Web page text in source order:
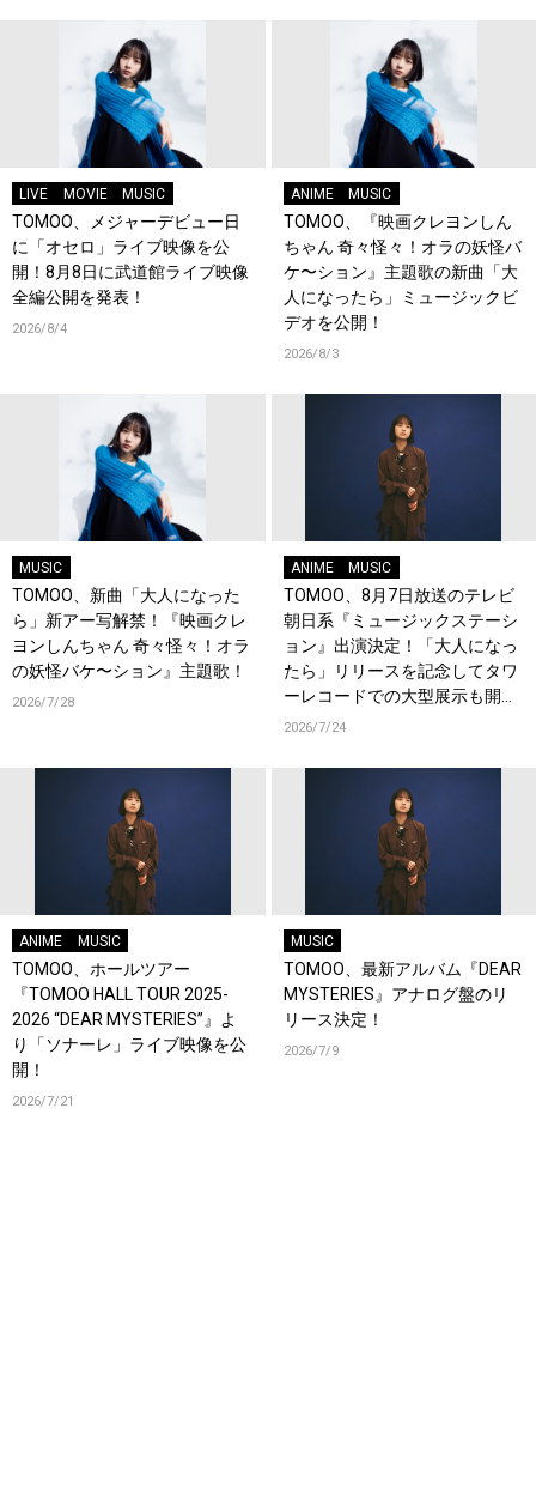
LIVE MOVIE MUSIC
TOMOO、メジャーデビュー日
に「オセロ」ライブ映像を公
開！8月8日に武道館ライブ映像
全編公開を発表！
2026/8/4
ANIME MUSIC
TOMOO、『映画クレヨンしん
ちゃん 奇々怪々！オラの妖怪バ
ケ〜ション』主題歌の新曲「大
人になったら」ミュージックビ
デオを公開！
2026/8/3
MUSIC
TOMOO、新曲「大人になった
ら」新アー写解禁！『映画クレ
ヨンしんちゃん 奇々怪々！オラ
の妖怪バケ〜ション』主題歌！
2026/7/28
ANIME MUSIC
TOMOO、8月7日放送のテレビ
朝日系『ミュージックステーシ
ョン』出演決定！「大人になっ
たら」リリースを記念してタワ
ーレコードでの大型展示も開
催！
2026/7/24
ANIME MUSIC
TOMOO、ホールツアー
『TOMOO HALL TOUR 2025-
2026 “DEAR MYSTERIES”』よ
り「ソナーレ」ライブ映像を公
開！
2026/7/21
MUSIC
TOMOO、最新アルバム『DEAR
MYSTERIES』アナログ盤のリ
リース決定！
2026/7/9